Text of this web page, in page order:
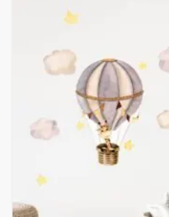
varijanti.
Opcije
stranici